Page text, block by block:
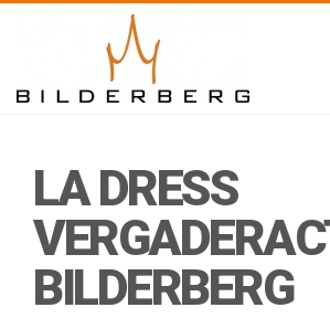
LA DRESS
BILDERBERG